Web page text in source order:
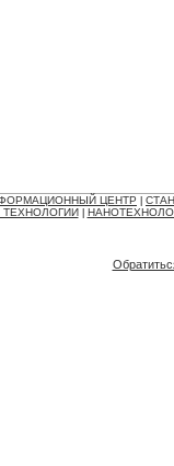
ЦЕНТР